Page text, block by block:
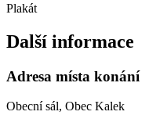
Plakát
Další informace
Adresa místa konání
Obecní sál, Obec Kalek